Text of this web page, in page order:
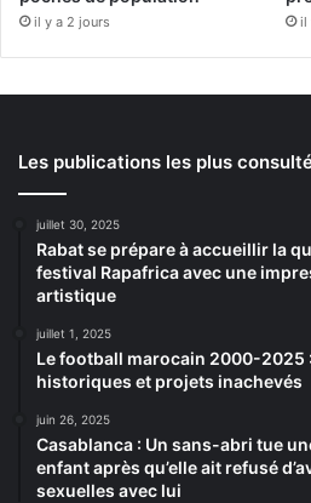
il y a 2 jours il
Les publications les plus
juillet 30, 2025
Rabat se prépare à accueillir la
festival Rapafrica avec une
artistique
juillet 1, 2025
Le football marocain 2000-2025
historiques et projets inachevés
juin 26, 2025
Casablanca : Un sans-abri tue
enfant après qu’elle ait refusé
sexuelles avec lui